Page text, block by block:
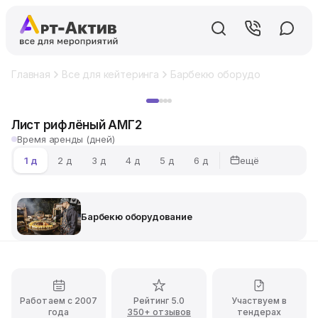
Главная Все для кейтеринга Барбекю оборудование
Лист рифлёный АМГ2
Время аренды (дней)
1 д
2 д 3 д 4 д 5 д 6 д ещё
Барбекю оборудование
Работаем с 2007
года
Рейтинг 5.0
350+ отзывов
Участвуем в
тендерах